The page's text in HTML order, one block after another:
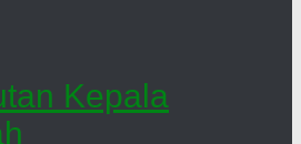
Kepala